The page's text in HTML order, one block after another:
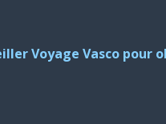
Voyage Vasco